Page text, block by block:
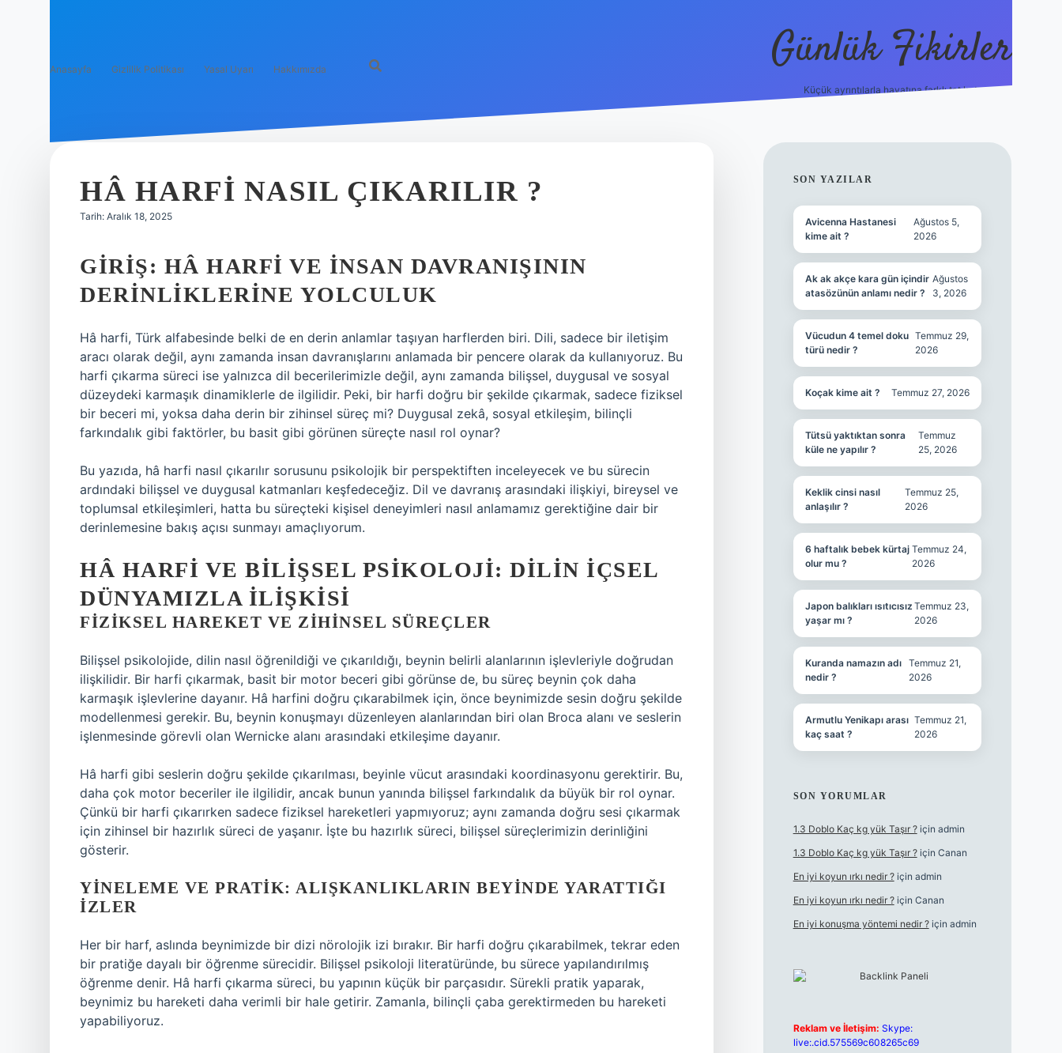
Anasayfa Gizlilik Politikası Yasal Uyarı Hakkımızda Günlük Fikirler
Küçük ayrıntılarla hayatına farklı tat kat.
HÂ HARFI NASIL ÇIKARILIR ?
Tarih: Aralık 18, 2025
GIRIŞ: HÂ HARFI VE İNSAN DAVRANIŞININ
DERINLIKLERINE YOLCULUK
Hâ harfi, Türk alfabesinde belki de en derin anlamlar taşıyan harflerden biri. Dili, sadece bir iletişim
aracı olarak değil, aynı zamanda insan davranışlarını anlamada bir pencere olarak da kullanıyoruz. Bu
harfi çıkarma süreci ise yalnızca dil becerilerimizle değil, aynı zamanda bilişsel, duygusal ve sosyal
düzeydeki karmaşık dinamiklerle de ilgilidir. Peki, bir harfi doğru bir şekilde çıkarmak, sadece fiziksel
bir beceri mi, yoksa daha derin bir zihinsel süreç mi? Duygusal zekâ, sosyal etkileşim, bilinçli
farkındalık gibi faktörler, bu basit gibi görünen süreçte nasıl rol oynar?
Bu yazıda, hâ harfi nasıl çıkarılır sorusunu psikolojik bir perspektiften inceleyecek ve bu sürecin
ardındaki bilişsel ve duygusal katmanları keşfedeceğiz. Dil ve davranış arasındaki ilişkiyi, bireysel ve
toplumsal etkileşimleri, hatta bu süreçteki kişisel deneyimleri nasıl anlamamız gerektiğine dair bir
derinlemesine bakış açısı sunmayı amaçlıyorum.
HÂ HARFI VE BILIŞSEL PSIKOLOJI: DILIN İÇSEL
DÜNYAMIZLA İLIŞKISI
FIZIKSEL HAREKET VE ZIHINSEL SÜREÇLER
Bilişsel psikolojide, dilin nasıl öğrenildiği ve çıkarıldığı, beynin belirli alanlarının işlevleriyle doğrudan
ilişkilidir. Bir harfi çıkarmak, basit bir motor beceri gibi görünse de, bu süreç beynin çok daha
karmaşık işlevlerine dayanır. Hâ harfini doğru çıkarabilmek için, önce beynimizde sesin doğru şekilde
modellenmesi gerekir. Bu, beynin konuşmayı düzenleyen alanlarından biri olan Broca alanı ve seslerin
işlenmesinde görevli olan Wernicke alanı arasındaki etkileşime dayanır.
Hâ harfi gibi seslerin doğru şekilde çıkarılması, beyinle vücut arasındaki koordinasyonu gerektirir. Bu,
daha çok motor beceriler ile ilgilidir, ancak bunun yanında bilişsel farkındalık da büyük bir rol oynar.
Çünkü bir harfi çıkarırken sadece fiziksel hareketleri yapmıyoruz; aynı zamanda doğru sesi çıkarmak
için zihinsel bir hazırlık süreci de yaşanır. İşte bu hazırlık süreci, bilişsel süreçlerimizin derinliğini
gösterir.
YINELEME VE PRATIK: ALIŞKANLIKLARIN BEYINDE YARATTIĞI
İZLER
Her bir harf, aslında beynimizde bir dizi nörolojik izi bırakır. Bir harfi doğru çıkarabilmek, tekrar eden
bir pratiğe dayalı bir öğrenme sürecidir. Bilişsel psikoloji literatüründe, bu sürece yapılandırılmış
öğrenme denir. Hâ harfi çıkarma süreci, bu yapının küçük bir parçasıdır. Sürekli pratik yaparak,
beynimiz bu hareketi daha verimli bir hale getirir. Zamanla, bilinçli çaba gerektirmeden bu hareketi
yapabiliyoruz.
SIDEBAR
SON YAZILAR
Avicenna Hastanesi
kime ait ?
Ağustos 5,
2026
Ak ak akçe kara gün içindir
atasözünün anlamı nedir ?
Ağustos
3, 2026
Vücudun 4 temel doku
türü nedir ?
Temmuz 29,
2026
Koçak kime ait ? Temmuz 27, 2026
Tütsü yaktıktan sonra
küle ne yapılır ?
Temmuz
25, 2026
Keklik cinsi nasıl
anlaşılır ?
Temmuz 25,
2026
6 haftalık bebek kürtaj
olur mu ?
Temmuz 24,
2026
Japon balıkları ısıtıcısız
yaşar mı ?
Temmuz 23,
2026
Kuranda namazın adı
nedir ?
Temmuz 21,
2026
Armutlu Yenikapı arası
kaç saat ?
Temmuz 21,
2026
SON YORUMLAR
1.3 Doblo Kaç kg yük Taşır ?için admin
1.3 Doblo Kaç kg yük Taşır ?için Canan
En iyi koyun ırkı nedir ?için admin
En iyi koyun ırkı nedir ?için Canan
En iyi konuşma yöntemi nedir ?için admin
Reklam ve İletişim: Skype:
live:.cid.575569c608265c69
ilbet yeni giriş